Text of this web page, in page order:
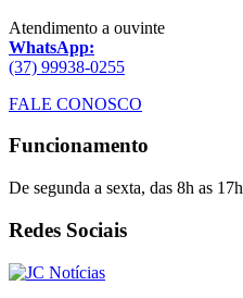
Atendimento a ouvinte
WhatsApp:
(37) 99938-0255
FALE CONOSCO
Funcionamento
De segunda a sexta, das 8h as 17h
Redes Sociais